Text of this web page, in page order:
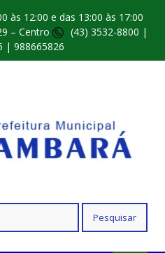
às 12:00 e das 13:00 às 17:00
– Centro
(43) 3532-8800 |
| 988665826